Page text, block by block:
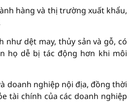
hàng và thị trường xuất khẩu,
như dệt may, thủy sản và gỗ, có
họ dễ bị tác động hơn khi môi
doanh nghiệp nội địa, đồng thời
tài chính của các doanh nghiệp